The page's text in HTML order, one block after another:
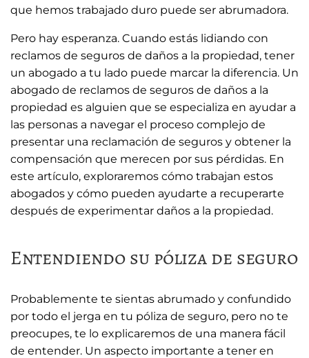
que hemos trabajado duro puede ser abrumadora.
Pero hay esperanza. Cuando estás lidiando con
reclamos de seguros de daños a la propiedad, tener
un abogado a tu lado puede marcar la diferencia. Un
abogado de reclamos de seguros de daños a la
propiedad es alguien que se especializa en ayudar a
las personas a navegar el proceso complejo de
presentar una reclamación de seguros y obtener la
compensación que merecen por sus pérdidas. En
este artículo, exploraremos cómo trabajan estos
abogados y cómo pueden ayudarte a recuperarte
después de experimentar daños a la propiedad.
Entendiendo su póliza de seguro
Probablemente te sientas abrumado y confundido
por todo el jerga en tu póliza de seguro, pero no te
preocupes, te lo explicaremos de una manera fácil
de entender. Un aspecto importante a tener en